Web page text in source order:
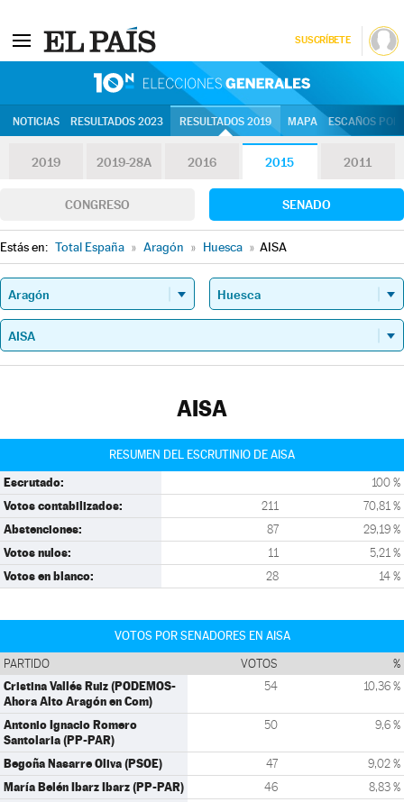
SUSCRÍBETE
NOTICIAS RESULTADOS 2023 RESULTADOS 2019 MAPA ESCAÑOS
2019 2019-28A 2016 2015 2011
CONGRESO SENADO
Estás en: Total España » Aragón » Huesca » AISA
AISA
RESUMEN DEL ESCRUTINIO DE AISA
Escrutado: 100 %
Votos contabilizados: 211 70,81 %
Abstenciones: 87 29,19 %
Votos nulos: 11 5,21 %
Votos en blanco: 28 14 %
VOTOS POR SENADORES EN AISA
PARTIDO VOTOS %
Cristina Vallés Ruiz (PODEMOS-
Ahora Alto Aragón en Com)
54 10,36 %
Antonio Ignacio Romero
Santolaria (PP-PAR)
50 9,6 %
Begoña Nasarre Oliva (PSOE) 47 9,02 %
María Belén Ibarz Ibarz (PP-PAR) 46 8,83 %